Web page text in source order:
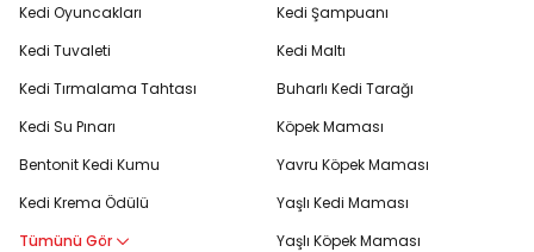
Kedi Oyuncakları
Kedi Tuvaleti
Kedi Tırmalama Tahtası
Kedi Su Pınarı
Bentonit Kedi Kumu
Kedi Krema Ödülü
Tümünü Gör
Kedi Şampuanı
Kedi Maltı
Buharlı Kedi Tarağı
Köpek Maması
Yavru Köpek Maması
Yaşlı Kedi Maması
Yaşlı Köpek Maması